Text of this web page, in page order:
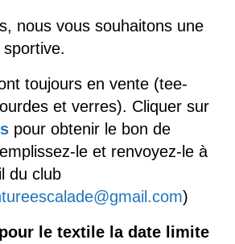
nous vous souhaitons une
toujours en vente (tee-
et verres). Cliquer sur
pour obtenir le bon de
le et renvoyez-le à
du club
)
pour le textile la date limite